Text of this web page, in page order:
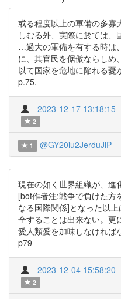
或る程度以上の軍備の多寡
しむる外、実際に於ては、
…過大の軍備を有する時は
に、其官民を倨傲ならしめ
以て国家を危地に陥れる
p.75.
2023-12-17 13:18:15
2
1 @GY20iu2JerduJlP
現在の如く世界組織が、進
[bot作者注:戦争で負けた方
なる国際関係]となった以
全することは出来ない。更
愛人類愛を加味しなければ
p79
2023-12-04 15:58:20
2